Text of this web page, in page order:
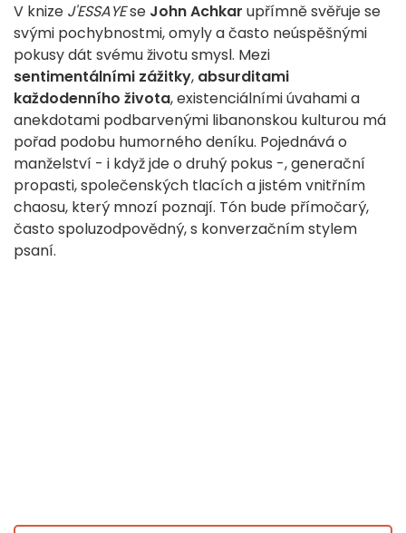
V knize J'ESSAYEse John Achkar upřímně svěřuje se
svými pochybnostmi, omyly a často neúspěšnými
pokusy dát svému životu smysl. Mezi
sentimentálními zážitky, absurditami
každodenního života, existenciálními úvahami a
anekdotami podbarvenými libanonskou kulturou má
pořad podobu humorného deníku. Pojednává o
manželství - i když jde o druhý pokus -, generační
propasti, společenských tlacích a jistém vnitřním
chaosu, který mnozí poznají. Tón bude přímočarý,
často spoluzodpovědný, s konverzačním stylem
psaní.